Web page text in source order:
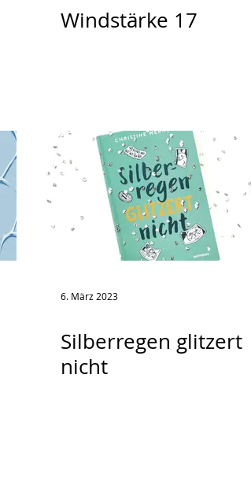
Windstärke 17
6. März 2023
Silberregen glitzert
nicht